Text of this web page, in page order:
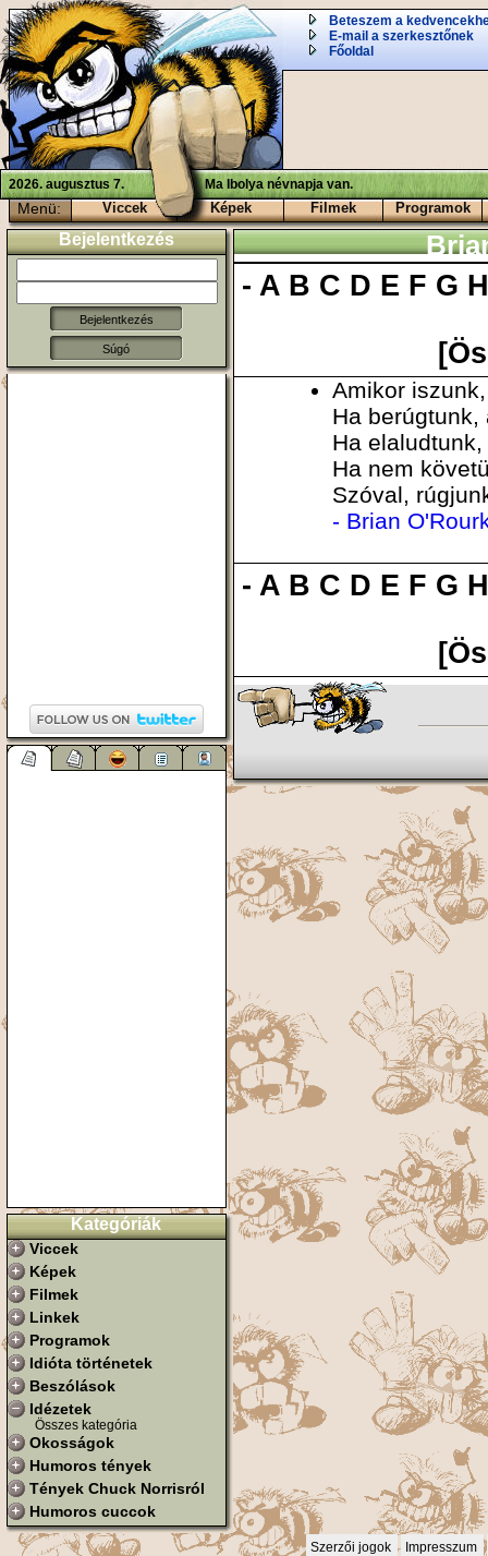
Beteszem a
E-mail a szerkesztőnek
Főoldal
2026. augusztus 7. Ma Ibolya névnapja van.
Menü: Viccek Képek Filmek Programok
Bejelentkezés
Súgó
Kategóriák
Viccek
Képek
Filmek
Linkek
Programok
Idióta történetek
Beszólások
Idézetek
Összes kategória
Okosságok
Humoros tények
Tények Chuck Norrisról
Humoros cuccok
-A B C D E F G
Amikor
Ha
Ha
Ha nem
Szóval,
- Brian
-A B C D E F G
Szerzői jogok Impresszum